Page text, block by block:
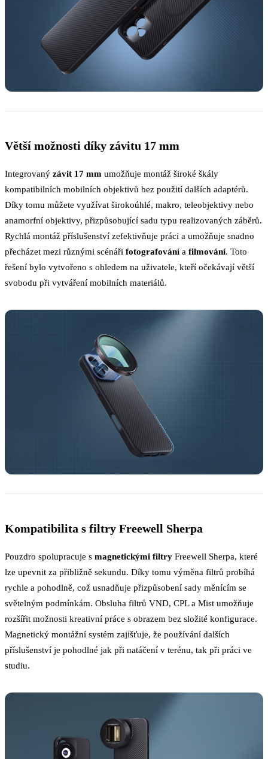
Větší možnosti díky závitu 17 mm
Integrovaný závit 17 mm umožňuje montáž široké škály
kompatibilních mobilních objektivů bez použití dalších adaptérů.
Díky tomu můžete využívat širokoúhlé, makro, teleobjektivy nebo
anamorfní objektivy, přizpůsobující sadu typu realizovaných záběrů.
Rychlá montáž příslušenství zefektivňuje práci a umožňuje snadno
přecházet mezi různými scénáři fotografovánía filmování. Toto
řešení bylo vytvořeno s ohledem na uživatele, kteří očekávají větší
svobodu při vytváření mobilních materiálů.
Kompatibilita s filtry Freewell Sherpa
Pouzdro spolupracuje s magnetickými filtry Freewell Sherpa, které
lze upevnit za přibližně sekundu. Díky tomu výměna filtrů probíhá
rychle a pohodlně, což usnadňuje přizpůsobení sady měnícím se
světelným podmínkám. Obsluha filtrů VND, CPL a Mist umožňuje
rozšířit možnosti kreativní práce s obrazem bez složité konfigurace.
Magnetický montážní systém zajišťuje, že používání dalších
příslušenství je pohodlné jak při natáčení v terénu, tak při práci ve
studiu.